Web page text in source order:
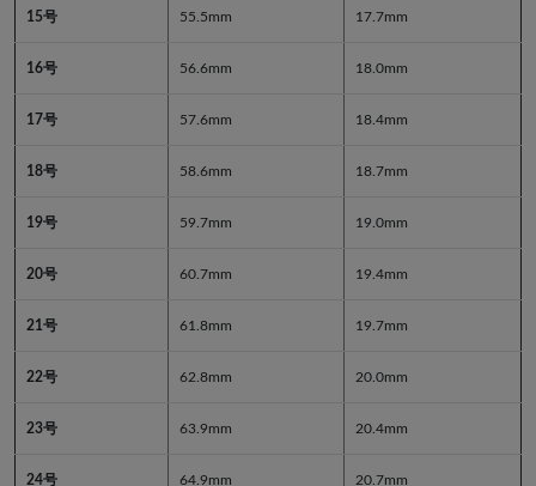
15号 55.5mm 17.7mm
16号 56.6mm 18.0mm
17号 57.6mm 18.4mm
18号 58.6mm 18.7mm
19号 59.7mm 19.0mm
20号 60.7mm 19.4mm
21号 61.8mm 19.7mm
22号 62.8mm 20.0mm
23号 63.9mm 20.4mm
24号 64.9mm 20.7mm